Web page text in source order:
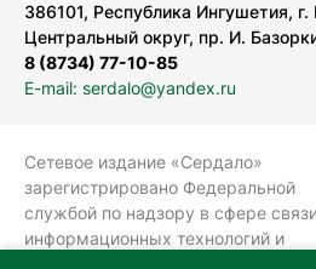
386101, Республика Ингушетия, г.
Центральный округ, пр. И.
8 (8734) 77-10-85
E-mail: serdalo@yandex.ru
Сетевое издание «Сердало»
зарегистрировано Федеральной
службой по надзору в сфере
информационных технологий и